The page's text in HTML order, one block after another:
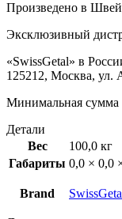
Произведено в
Эксклюзивный
«SwissGetal» в
125212, Москва, ул.
Минимальная сумма
Детали
Вес
100,0 кг
Габариты 0,0 × 0,0
Brand